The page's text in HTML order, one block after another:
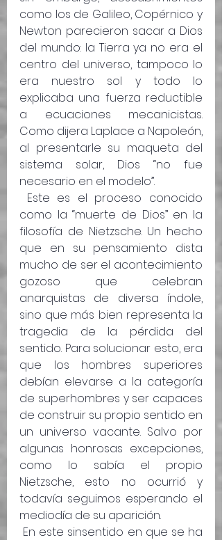
como los de Galileo, Copérnico y
Newton parecieron sacar a Dios
del mundo: la Tierra ya no era el
centro del universo, tampoco lo
era nuestro sol y todo lo
explicaba una fuerza reductible
a ecuaciones mecanicistas.
Como dijera Laplace a Napoleón,
al presentarle su maqueta del
sistema solar, Dios “no fue
necesario en el modelo”.
como la “muerte de Dios” en la
filosofía de Nietzsche. Un hecho
que en su pensamiento dista
mucho de ser el acontecimiento
gozoso que celebran
anarquistas de diversa índole,
sino que más bien representa la
tragedia de la pérdida del
sentido. Para solucionar esto, era
que los hombres superiores
debían elevarse a la categoría
de superhombres y ser capaces
de construir su propio sentido en
un universo vacante. Salvo por
algunas honrosas excepciones,
como lo sabía el propio
Nietzsche, esto no ocurrió y
todavía seguimos esperando el
mediodía de su aparición.